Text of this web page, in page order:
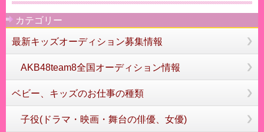
カテゴリー
最新キッズオーディション募集情報
AKB48team8全国オーディション情報
ベビー、キッズのお仕事の種類
子役(ドラマ・映画・舞台の俳優、女優)